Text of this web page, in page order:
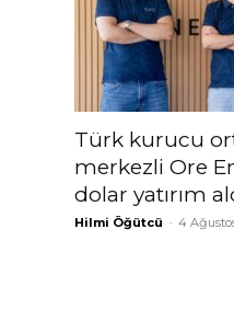
Türk kurucu
merkezli Ore
dolar yatırım
Hilmi Öğütcü - 4